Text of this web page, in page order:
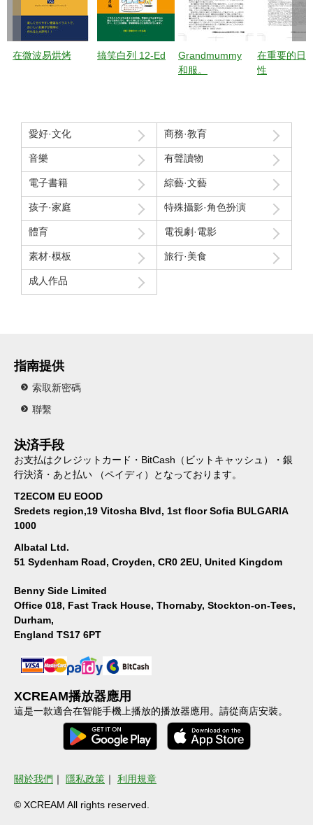
在微波易烘烤 搞笑白列 12-Ed
Grandmummy
和服。
在重要的日
性
愛好·文化 商務·教育
音樂 有聲讀物
電子書籍 綜藝·文藝
孩子·家庭 特殊攝影·角色扮演
體育 電視劇·電影
素材·模板 旅行·美食
成人作品
指南提供
索取新密碼
聯繫
決済手段
お支払はクレジットカード・BitCash（ビットキャッシュ）・銀
行決済・あと払い （ペイディ）となっております。
T2ECOM EU EOOD
Sredets region,19 Vitosha Blvd, 1st floor Sofia BULGARIA
1000
Albatal Ltd.
51 Sydenham Road, Croyden, CR0 2EU, United Kingdom
Benny Side Limited
Office 018, Fast Track House, Thornaby, Stockton-on-Tees,
Durham,
England TS17 6PT
XCREAM播放器應用
這是一款適合在智能手機上播放的播放器應用。請從商店安裝。
關於我們 ｜ 隱私政策 ｜ 利用規章
© XCREAM All rights reserved.